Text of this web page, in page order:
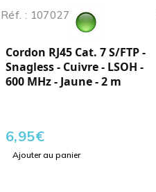
Réf. : 107027
Cordon RJ45 Cat. 7 S/FTP -
Snagless - Cuivre - LSOH -
600 MHz - Jaune - 2 m
6,95€
Ajouter au panier